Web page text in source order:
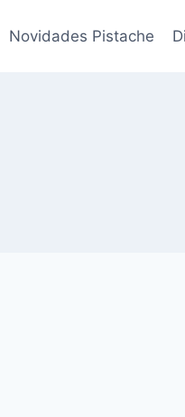
Novidades Pistache